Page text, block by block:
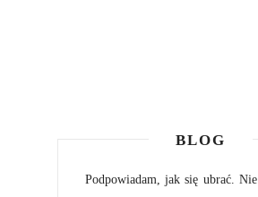
BLOG
Podpowiadam, jak się ubrać.